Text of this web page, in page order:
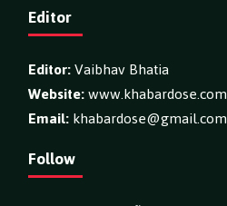
Editor
Editor:Vaibhav Bhatia
Website:www.khabardose.com
Email:khabardose@gmail.com
Follow